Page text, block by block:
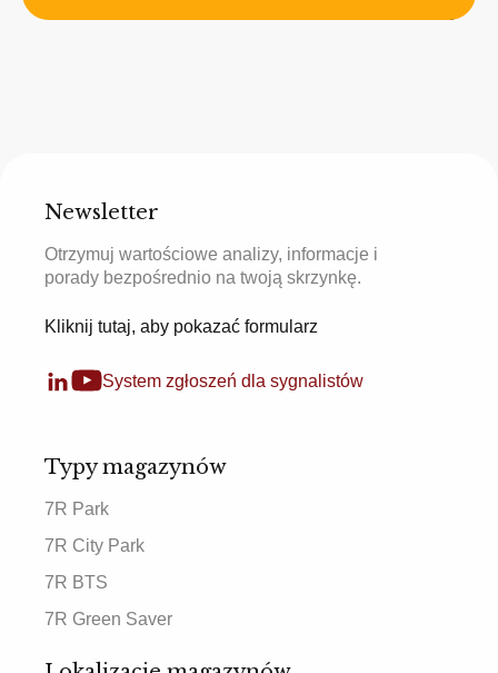
Newsletter
Otrzymuj wartościowe analizy, informacje i
porady bezpośrednio na twoją skrzynkę.
Kliknij tutaj, aby pokazać formularz
System zgłoszeń dla sygnalistów
Typy magazynów
7R Park
7R City Park
7R BTS
7R Green Saver